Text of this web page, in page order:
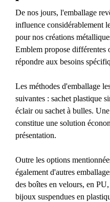
De nos jours, l'emballage
influence considérablement
pour nos créations
Emblem propose différentes
répondre aux besoins
Les méthodes d'emballage
suivantes : sachet plastique
éclair ou sachet à bulles.
constitue une solution
présentation.
Outre les options
également d'autres
des boîtes en velours, en
bijoux suspendues en